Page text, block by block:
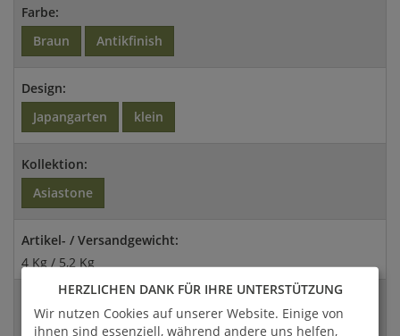
Farbe:
Braun
Antikfinish
Design:
Japangarten
klein
Kollektion:
Asiastone
Artikel- / Versandgewicht:
4 Kg / 5,2 Kg
Abmessungen:
20x14x17cm (HxBxT)
HERZLICHEN DANK FÜR IHRE UNTERSTÜTZUNG
Wir nutzen Cookies auf unserer Website. Einige von
ihnen sind essenziell, während andere uns helfen,